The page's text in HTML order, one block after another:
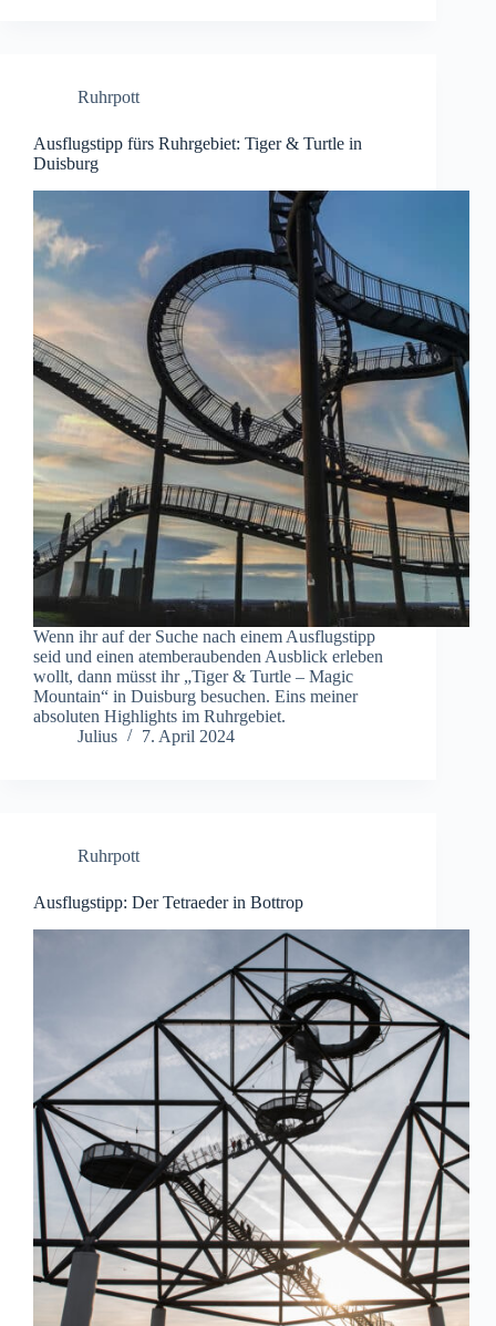
Ruhrpott
Ausflugstipp fürs Ruhrgebiet: Tiger & Turtle in
Duisburg
Wenn ihr auf der Suche nach einem Ausflugstipp
seid und einen atemberaubenden Ausblick erleben
wollt, dann müsst ihr „Tiger & Turtle – Magic
Mountain“ in Duisburg besuchen. Eins meiner
absoluten Highlights im Ruhrgebiet.
Julius
7. April 2024
Ruhrpott
Ausflugstipp: Der Tetraeder in Bottrop